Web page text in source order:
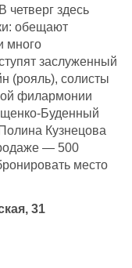
четверг здесь
обещают
много
заслуженный
(рояль), солисты
филармонии
Буденный
Кузнецова
— 500
место
31